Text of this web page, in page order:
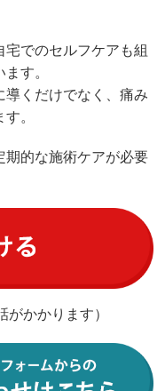
でのセルフケアも組
す。
導くだけでなく、痛み
。
期的な施術ケアが必要
がかかります）